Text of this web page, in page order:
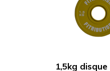
1,5kg disque